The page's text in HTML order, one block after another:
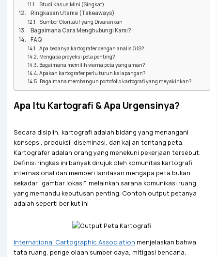
Studi Kasus Mini (Singkat)
Ringkasan Utama (Takeaways)
Sumber Otoritatif yang Disarankan
Bagaimana Cara Menghubungi Kami?
FAQ
Apa bedanya kartografer dengan analis GIS?
Mengapa proyeksi peta penting?
Bagaimana memilih warna peta yang aman?
Apakah kartografer perlu turun ke lapangan?
Bagaimana membangun portofolio kartografi yang meyakinkan?
Apa Itu Kartografi & Apa Urgensinya?
Secara disiplin, kartografi adalah bidang yang menangani
konsepsi, produksi, diseminasi, dan kajian tentang peta.
Kartografer adalah orang yang menekuni pekerjaan tersebut.
Definisi ringkas ini banyak dirujuk oleh komunitas kartografi
internasional dan memberi landasan mengapa peta bukan
sekadar “gambar lokasi”, melainkan sarana komunikasi ruang
yang memandu keputusan penting. Contoh output petanya
adalah seperti berikut ini:
International Cartographic Association menjelaskan bahwa
tata ruang, pengelolaan sumber daya, mitigasi bencana,